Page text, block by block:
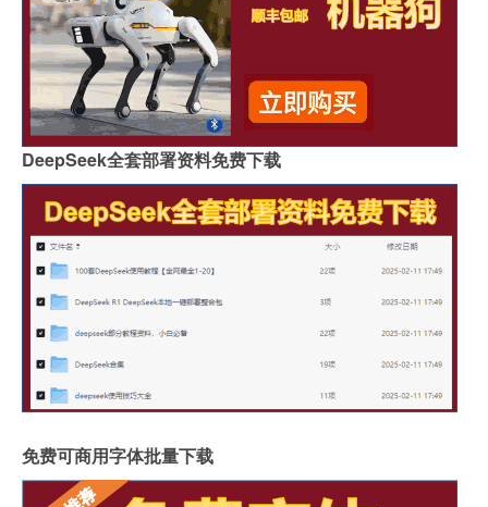
DeepSeek全套部署资料免费下载
免费可商用字体批量下载